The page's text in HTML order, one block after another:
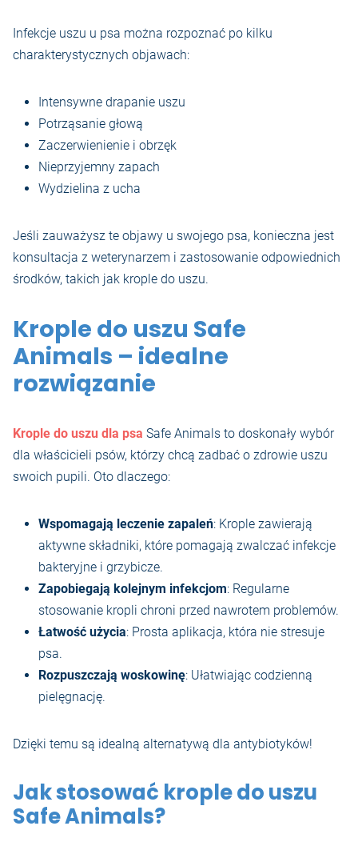
Infekcje uszu u psa można rozpoznać po kilku
charakterystycznych objawach:
Intensywne drapanie uszu
Potrząsanie głową
Zaczerwienienie i obrzęk
Nieprzyjemny zapach
Wydzielina z ucha
Jeśli zauważysz te objawy u swojego psa, konieczna jest
konsultacja z weterynarzem i zastosowanie odpowiednich
środków, takich jak krople do uszu.
Krople do uszu Safe
Animals – idealne
rozwiązanie
Krople do uszu dla psa Safe Animals to doskonały wybór
dla właścicieli psów, którzy chcą zadbać o zdrowie uszu
swoich pupili. Oto dlaczego:
Wspomagają leczenie zapaleń: Krople zawierają
aktywne składniki, które pomagają zwalczać infekcje
bakteryjne i grzybicze.
Zapobiegają kolejnym infekcjom: Regularne
stosowanie kropli chroni przed nawrotem problemów.
Łatwość użycia: Prosta aplikacja, która nie stresuje
psa.
Rozpuszczają woskowinę: Ułatwiając codzienną
pielęgnację.
Dzięki temu są idealną alternatywą dla antybiotyków!
Jak stosować krople do uszu
Safe Animals?